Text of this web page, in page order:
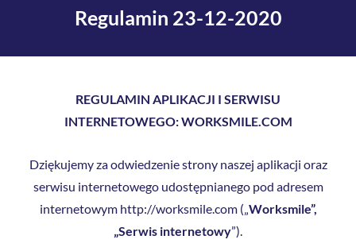
Regulamin 23-12-2020
REGULAMIN APLIKACJI I SERWISU
INTERNETOWEGO: WORKSMILE.COM
Dziękujemy za odwiedzenie strony naszej aplikacji oraz
serwisu internetowego udostępnianego pod adresem
internetowym http://worksmile.com („Worksmile”,
„Serwis internetowy”).